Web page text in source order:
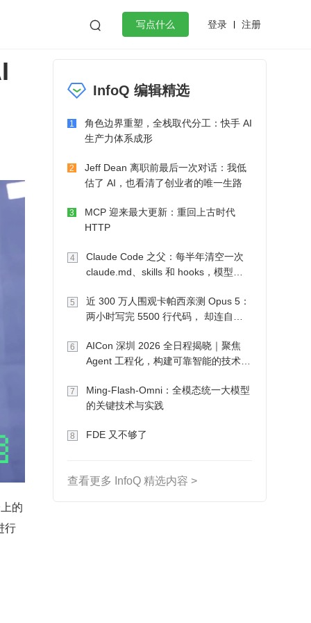
 写点什么 登录 注册
工作
微服务架构 flutter
的
行
InfoQ 编辑精选
1
角色边界重塑，全栈取代分工：快手 AI
生产力体系成形
2
Jeff Dean 离职前最后一次对话：我低
估了 AI，也看清了创业者的唯一生路
3
MCP 迎来最大更新：重回上古时代
HTTP
4
Claude Code 之父：每半年清空一次
claude.md、skills 和 hooks，模型自
5
近 300 万人围观卡帕西亲测 Opus 5：
两小时写完 5500 行代码， 却连自己
6
AICon 深圳 2026 全日程揭晓｜聚焦
Agent 工程化，构建可靠智能的技术路
7
Ming-Flash-Omni：全模态统一大模型
的关键技术与实践
8 FDE 又不够了
查看更多 InfoQ 精选内容 >